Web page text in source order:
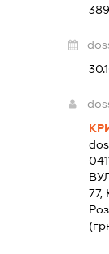
77,